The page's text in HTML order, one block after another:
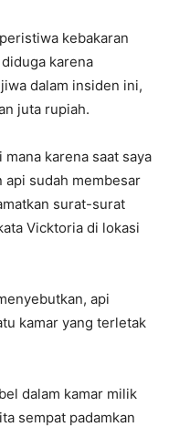
kebakaran
karena
dalam insiden ini,
juta rupiah.
karena saat saya
api sudah membesar
surat-surat
Vicktoria di lokasi
api
kamar yang terletak
dalam kamar milik
sempat padamkan